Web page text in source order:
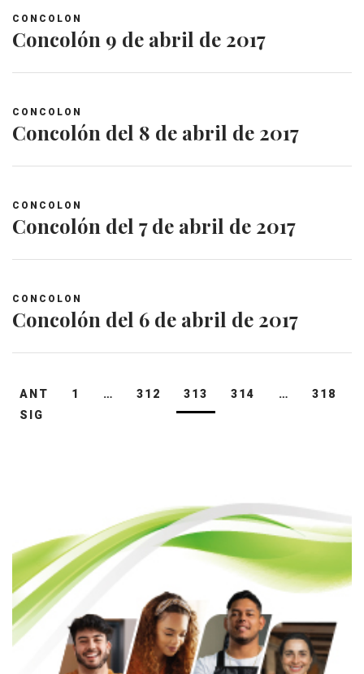
CONCOLON
Concolón 9 de abril de 2017
CONCOLON
Concolón del 8 de abril de 2017
CONCOLON
Concolón del 7 de abril de 2017
CONCOLON
Concolón del 6 de abril de 2017
Navegación
de
ANT 1 … 312 313 314 …
318
SIG